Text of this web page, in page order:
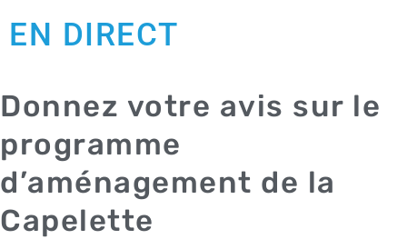
EN DIRECT
Donnez votre avis sur le
programme
d’aménagement de la
Capelette